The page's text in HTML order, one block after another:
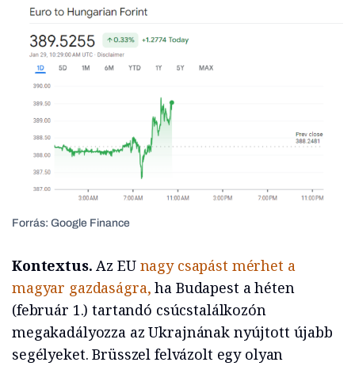
Forrás: Google Finance
Kontextus. Az EU nagy csapást mérhet a
magyar gazdaságra, ha Budapest a héten
(február 1.) tartandó csúcstalálkozón
megakadályozza az Ukrajnának nyújtott újabb
segélyeket. Brüsszel felvázolt egy olyan